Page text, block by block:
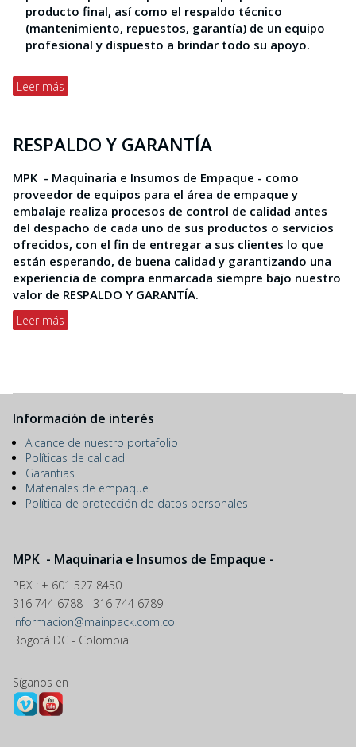
producto final, así como el respaldo técnico
(mantenimiento, repuestos, garantía) de un equipo
profesional y dispuesto a brindar todo su apoyo.
Leer más
RESPALDO Y GARANTÍA
MPK - Maquinaria e Insumos de Empaque - como
proveedor de equipos para el área de empaque y
embalaje realiza procesos de control de calidad antes
del despacho de cada uno de sus productos o servicios
ofrecidos, con el fin de entregar a sus clientes lo que
están esperando, de buena calidad y garantizando una
experiencia de compra enmarcada siempre bajo nuestro
valor de RESPALDO Y GARANTÍA.
Leer más
Información de interés
Alcance de nuestro portafolio
Políticas de calidad
Garantias
Materiales de empaque
Política de protección de datos personales
MPK - Maquinaria e Insumos de Empaque -
PBX : + 601 527 8450
316 744 6788 - 316 744 6789
informacion@mainpack.com.co
Bogotá DC - Colombia
Síganos en